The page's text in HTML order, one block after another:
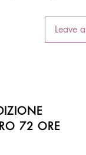
Leave
72 ORE